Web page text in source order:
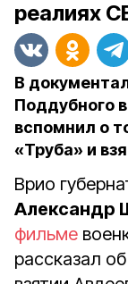
реалиях
В
Поддубного
вспомнил о
«Труба» и
Врио
Александр
фильме
рассказал